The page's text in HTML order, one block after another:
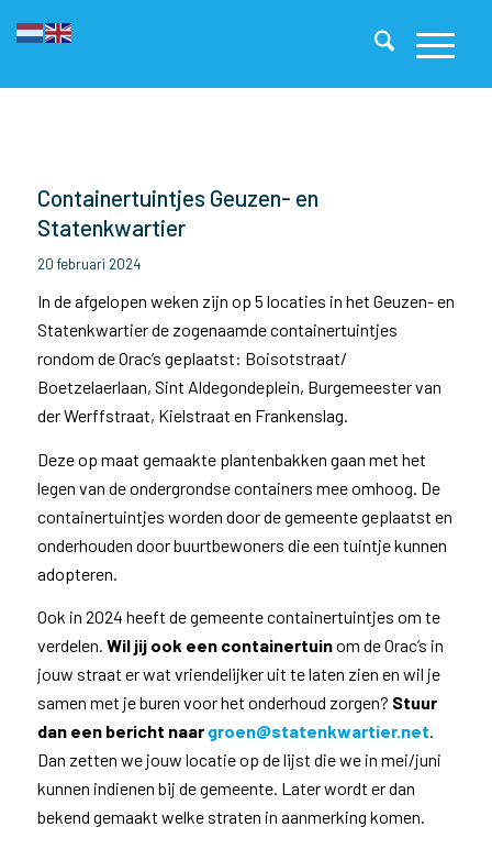
Containertuintjes Geuzen- en
Statenkwartier
20 februari 2024
In de afgelopen weken zijn op 5 locaties in het Geuzen- en
Statenkwartier de zogenaamde containertuintjes
rondom de Orac’s geplaatst: Boisotstraat/
Boetzelaerlaan, Sint Aldegondeplein, Burgemeester van
der Werffstraat, Kielstraat en Frankenslag.
Deze op maat gemaakte plantenbakken gaan met het
legen van de ondergrondse containers mee omhoog. De
containertuintjes worden door de gemeente geplaatst en
onderhouden door buurtbewoners die een tuintje kunnen
adopteren.
Ook in 2024 heeft de gemeente containertuintjes om te
verdelen. Wil jij ook een containertuinom de Orac’s in
jouw straat er wat vriendelijker uit te laten zien en wil je
samen met je buren voor het onderhoud zorgen? Stuur
dan een bericht naar groen@statenkwartier.net.
Dan zetten we jouw locatie op de lijst die we in mei/juni
kunnen indienen bij de gemeente. Later wordt er dan
bekend gemaakt welke straten in aanmerking komen.